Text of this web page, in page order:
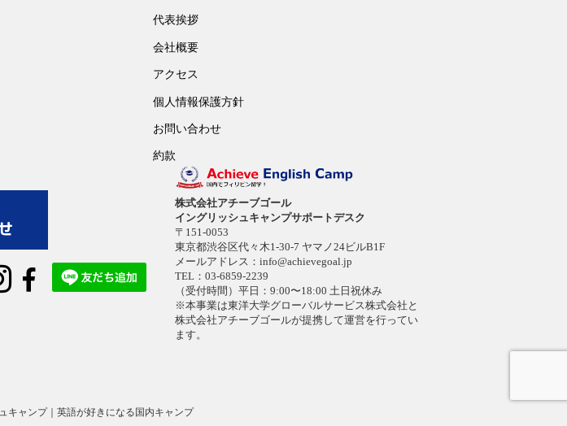
代表挨拶
会社概要
アクセス
個人情報保護方針
お問い合わせ
約款
株式会社アチーブゴール
イングリッシュキャンプサポートデスク
〒151-0053
東京都渋谷区代々木1-30-7 ヤマノ24ビルB1F
メールアドレス： info@achievegoal.jp
TEL：03-6859-2239
（受付時間）平日：9:00〜18:00 土日祝休み
※本事業は東洋大学グローバルサービス株式会社と
株式会社アチーブゴールが提携して運営を行ってい
ます。
キャンプ｜英語が好きになる国内キャンプ